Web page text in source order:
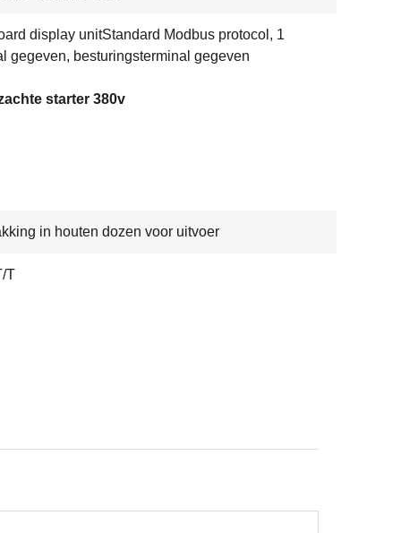
display unitStandard Modbus protocol, 1
gegeven, besturingsterminal gegeven
starter 380v
in houten dozen voor uitvoer
T